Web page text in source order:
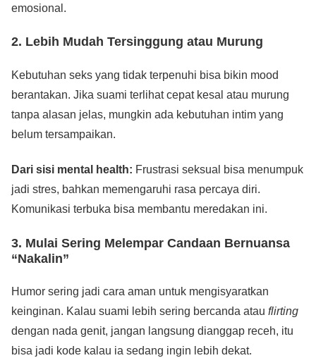
emosional.
2. Lebih Mudah Tersinggung atau Murung
Kebutuhan seks yang tidak terpenuhi bisa bikin mood
berantakan. Jika suami terlihat cepat kesal atau murung
tanpa alasan jelas, mungkin ada kebutuhan intim yang
belum tersampaikan.
Dari sisi mental health: Frustrasi seksual bisa menumpuk
jadi stres, bahkan memengaruhi rasa percaya diri.
Komunikasi terbuka bisa membantu meredakan ini.
3. Mulai Sering Melempar Candaan Bernuansa
“Nakalin”
Humor sering jadi cara aman untuk mengisyaratkan
keinginan. Kalau suami lebih sering bercanda atau flirting
dengan nada genit, jangan langsung dianggap receh, itu
bisa jadi kode kalau ia sedang ingin lebih dekat.